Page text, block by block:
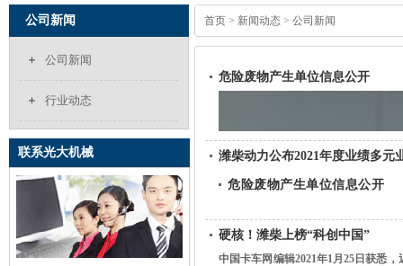
公司新闻
公司新闻
行业动态
联系光大机械
首页 > 新闻动态 > 公司新闻
危险废物产生单位信息公开
潍柴动力公布2021年度业绩多元
危险废物产生单位信息公开
谭旭光：杭发公司要为全行业
硬核！潍柴上榜“科创中国”
中国卡车网编辑2021年1月25日获悉